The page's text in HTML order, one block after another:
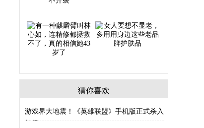
猜你喜欢
游戏界大地震！《英雄联盟》手机版正式杀入
战场